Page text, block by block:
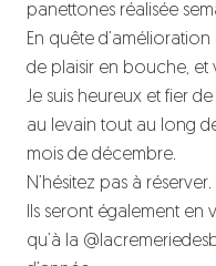
panettones réalisée
En quête
de plaisir en bouche, et
Je suis heureux et fier
au levain tout au long
mois de décembre.
N’hésitez pas à réserver.
Ils seront également
qu’à la